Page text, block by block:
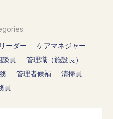
ーダー
ケアマネジャー
談員
管理職（施設長）
管理者候補
清掃員
員